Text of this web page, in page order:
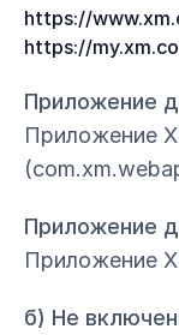
https://
https://
Приложение
Приложение
Приложение
Приложение
б) Не